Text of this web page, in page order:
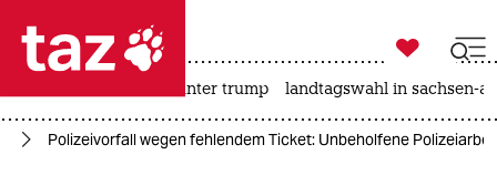
 taz zahl ich
taz zahl ich

taz zahl ich
usa unter trump landtagswahl in sachsen-
Polizeivorfall wegen fehlendem Ticket: Unbeholfene